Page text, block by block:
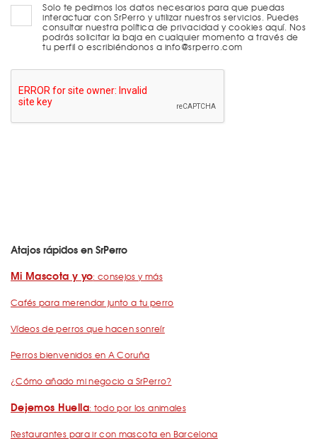
Solo te pedimos los datos necesarios para que puedas
interactuar con SrPerro y utilizar nuestros servicios. Puedes
consultar nuestra política de privacidad y cookies aquí. Nos
podrás solicitar la baja en cualquier momento a través de
tu perfil o escribiéndonos a info@srperro.com
Atajos rápidos en SrPerro
Mi Mascota y yo: consejos y más
Cafés para merendar junto a tu perro
Vídeos de perros que hacen sonreír
Perros bienvenidos en A Coruña
¿Cómo añado mi negocio a SrPerro?
Dejemos Huella: todo por los animales
Restaurantes para ir con mascota en Barcelona